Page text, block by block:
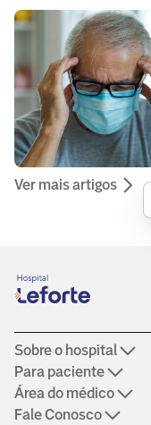
Ver mais artigos
Sobre o hospital
Para paciente
Área do médico
Fale Conosco